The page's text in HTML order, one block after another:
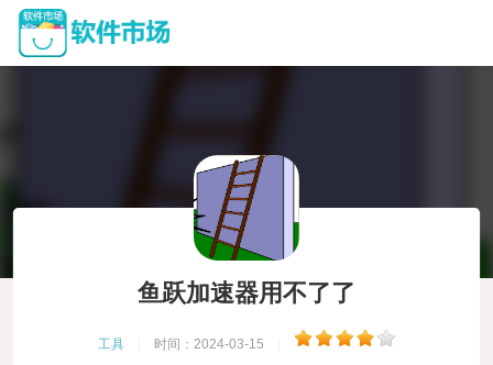
鱼跃加速器用不了了
工具 时间：2024-03-15